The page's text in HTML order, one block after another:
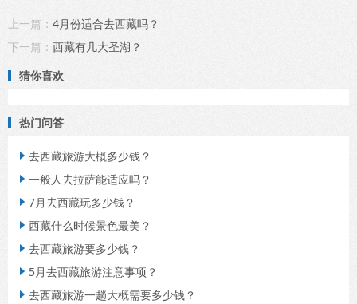
上一篇： 4月份适合去西藏吗？
下一篇： 西藏有几大圣湖？
猜你喜欢
热门问答
 去西藏旅游大概多少钱？
 一般人去拉萨能适应吗？
 7月去西藏玩多少钱？
 西藏什么时候景色最美？
 去西藏旅游要多少钱？
 5月去西藏旅游注意事项？
 去西藏旅游一趟大概需要多少钱？